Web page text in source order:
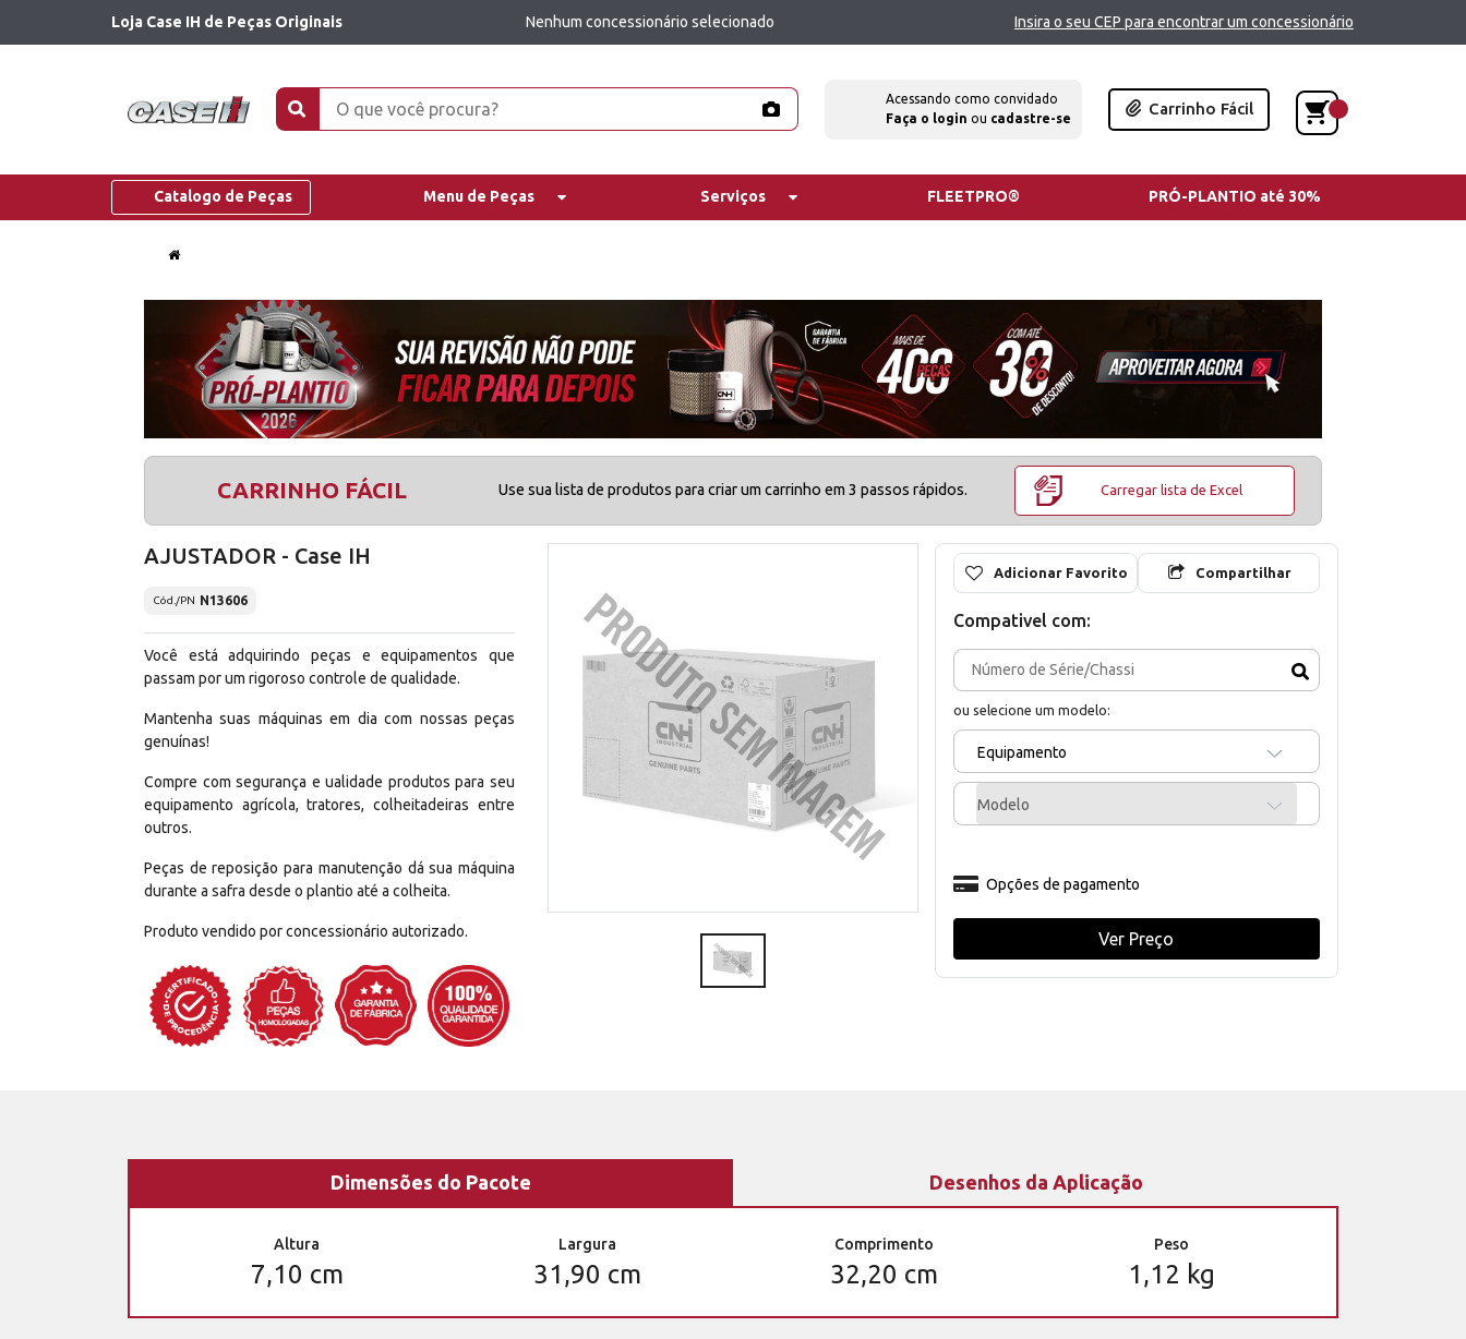
Loja Case IH de Peças Originais Nenhum concessionário selecionado Insira o seu CEP para encontrar um concessionário
Acessando como convidado
Faça o login ou cadastre-se
Carrinho Fácil
Catalogo de Peças Menu de Peças Serviços FLEETPRO® PRÓ-PLANTIO até 30%
CARRINHO FÁCIL Use sua lista de produtos para criar um carrinho em 3 passos rápidos. Carregar lista de Excel
AJUSTADOR - Case IH
Cód./PN N13606
Você está adquirindo peças e equipamentos que
passam por um rigoroso controle de qualidade.
Mantenha suas máquinas em dia com nossas peças
genuínas!
Compre com segurança e ualidade produtos para seu
equipamento agrícola, tratores, colheitadeiras entre
outros.
Peças de reposição para manutenção dá sua máquina
durante a safra desde o plantio até a colheita.
Produto vendido por concessionário autorizado.
Adicionar Favorito Compartilhar
Compativel com:
ou selecione um modelo:
Equipamento
Modelo
Opções de pagamento
Ver Preço
Dimensões do Pacote Desenhos da Aplicação
Altura
7,10 cm
Largura
31,90 cm
Comprimento
32,20 cm
Peso
1,12 kg